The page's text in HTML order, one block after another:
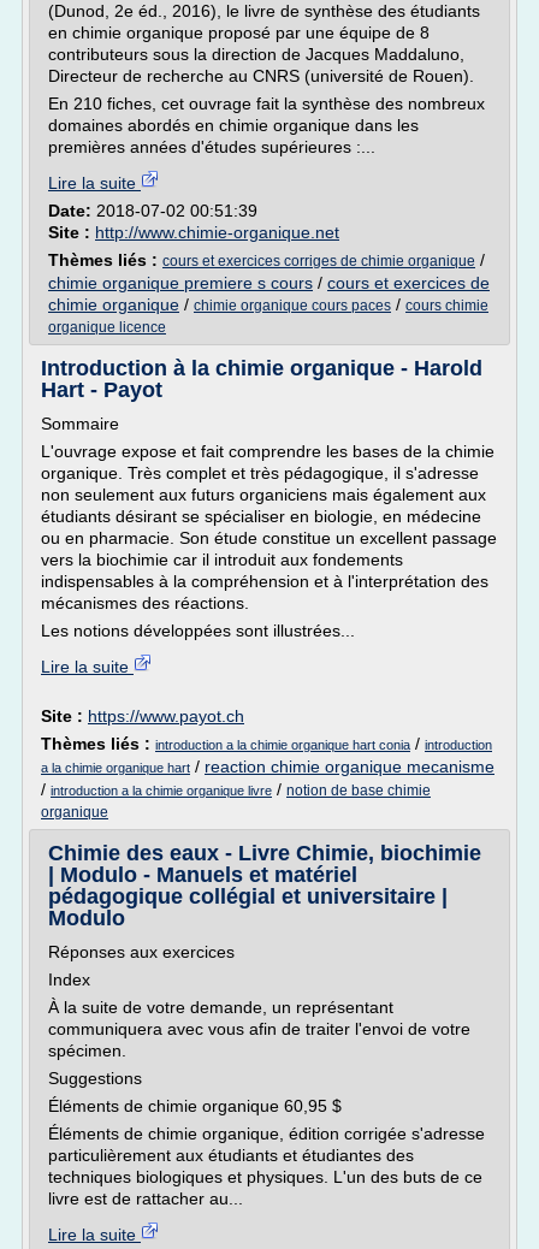
(Dunod, 2e éd., 2016), le livre de synthèse des étudiants
en chimie organique proposé par une équipe de 8
contributeurs sous la direction de Jacques Maddaluno,
Directeur de recherche au CNRS (université de Rouen).
En 210 fiches, cet ouvrage fait la synthèse des nombreux
domaines abordés en chimie organique dans les
premières années d'études supérieures :...
Lire la suite
Date: 2018-07-02 00:51:39
Site : http://www.chimie-organique.net
Thèmes liés : cours et exercices corriges de chimie organique /
chimie organique premiere s cours / cours et exercices de
chimie organique / chimie organique cours paces / cours chimie
organique licence
Introduction à la chimie organique - Harold
Hart - Payot
Sommaire
L'ouvrage expose et fait comprendre les bases de la chimie
organique. Très complet et très pédagogique, il s'adresse
non seulement aux futurs organiciens mais également aux
étudiants désirant se spécialiser en biologie, en médecine
ou en pharmacie. Son étude constitue un excellent passage
vers la biochimie car il introduit aux fondements
indispensables à la compréhension et à l'interprétation des
mécanismes des réactions.
Les notions développées sont illustrées...
Lire la suite
Site : https://www.payot.ch
Thèmes liés : introduction a la chimie organique hart conia / introduction
a la chimie organique hart / reaction chimie organique mecanisme
/ introduction a la chimie organique livre / notion de base chimie
organique
Chimie des eaux - Livre Chimie, biochimie
| Modulo - Manuels et matériel
pédagogique collégial et universitaire |
Modulo
Réponses aux exercices
Index
À la suite de votre demande, un représentant
communiquera avec vous afin de traiter l'envoi de votre
spécimen.
Suggestions
Éléments de chimie organique 60,95 $
Éléments de chimie organique, édition corrigée s'adresse
particulièrement aux étudiants et étudiantes des
techniques biologiques et physiques. L'un des buts de ce
livre est de rattacher au...
Lire la suite